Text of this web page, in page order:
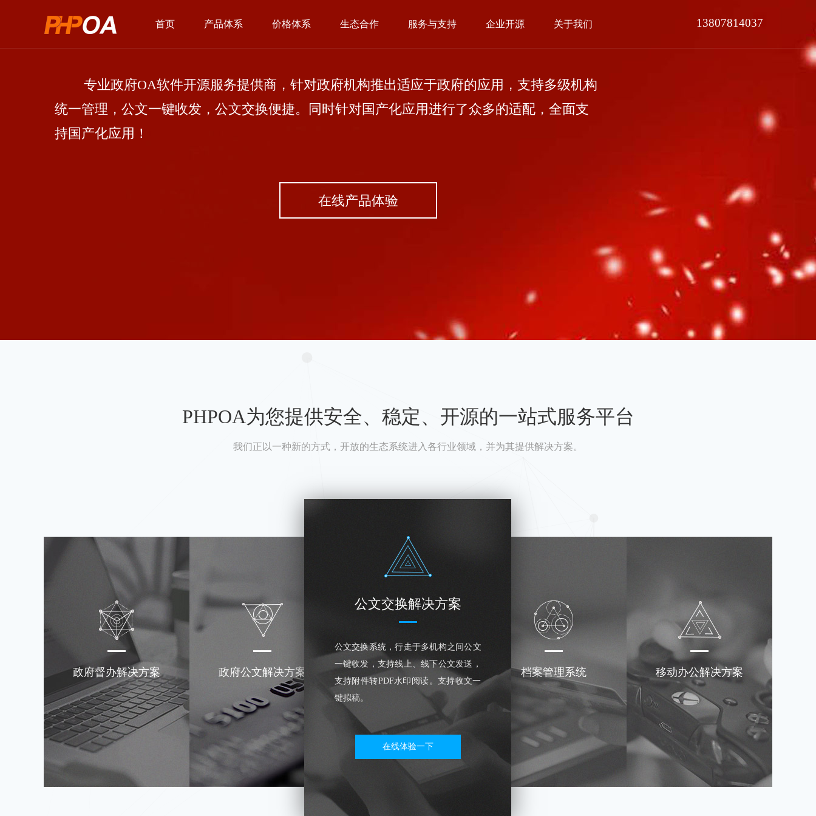
首页 产品体系 价格体系 生态合作 服务与支持 企业开源 关于我们 13807814037
专业政府OA软件开源服务提供商，针对政府机构推出适应于政府的应用，支持多级机构
统一管理，公文一键收发，公文交换便捷。同时针对国产化应用进行了众多的适配，全面支
持国产化应用！
在线产品体验
PHPOA为您提供安全、稳定、开源的一站式服务平台
我们正以一种新的方式，开放的生态系统进入各行业领域，并为其提供解决方案。
政府督办解决方案 政府公文解决方案
公文交换解决方案
公文交换系统，行走于多机构之间公文
一键收发，支持线上、线下公文发送，
支持附件转PDF水印阅读。支持收文一
键拟稿。
在线体验一下
档案管理系统 移动办公解决方案